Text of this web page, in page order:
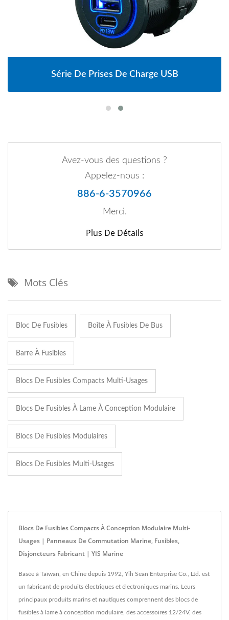
Série De Prises De Charge USB
Avez-vous des questions ?
Appelez-nous :
886-6-3570966
Merci.
Plus De Détails
Mots Clés
Bloc De Fusibles Boîte À Fusibles De Bus
Barre À Fusibles
Blocs De Fusibles Compacts Multi-Usages
Blocs De Fusibles À Lame À Conception Modulaire
Blocs De Fusibles Modulaires
Blocs De Fusibles Multi-Usages
Blocs De Fusibles Compacts À Conception Modulaire Multi-
Usages | Panneaux De Commutation Marine, Fusibles,
Disjoncteurs Fabricant | YIS Marine
Basée à Taïwan, en Chine depuis 1992, Yih Sean Enterprise Co., Ltd. est
un fabricant de produits électriques et électroniques marins. Leurs
principaux produits marins et nautiques comprennent des blocs de
fusibles à lame à conception modulaire, des accessoires 12/24V, des